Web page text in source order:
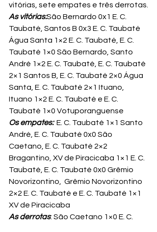
vitórias, sete empates e três derrotas.
As vitórias:São Bernardo 0x1 E. C.
Taubaté, Santos B 0x3 E. C. Taubaté
Água Santa 1×2 E. C. Taubaté, E. C.
Taubaté 1×0 São Bernardo, Santo
André 1×2 E. C. Taubaté, E. C. Taubaté
2×1 Santos B, E. C. Taubaté 2×0 Água
Santa, E. C. Taubaté 2×1 Ituano,
Ituano 1×2 E. C. Taubaté e E. C.
Taubaté 1×0 Votuporanguense
Os empates: E. C. Taubaté 1×1 Santo
André, E. C. Taubaté 0x0 São
Caetano, E. C. Taubaté 2×2
Bragantino, XV de Piracicaba 1×1 E. C.
Taubaté, E. C. Taubaté 0x0 Grêmio
Novorizontino,  Grêmio Novorizontino
2×2 E. C. Taubaté e E. C. Taubaté 1×1
XV de Piracicaba
As derrotas: São Caetano 1×0 E. C.